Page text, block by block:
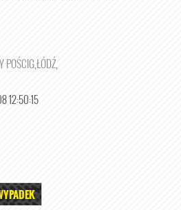
POŚCIGŁÓDŹ
12:50:15